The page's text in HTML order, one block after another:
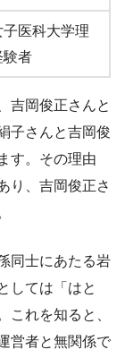
子医科大学理
験者
吉岡俊正さんと
子さんと吉岡俊
す。その理由
り、吉岡俊正さ
同士にあたる岩
しては「はと
これを知ると、
営者と無関係で